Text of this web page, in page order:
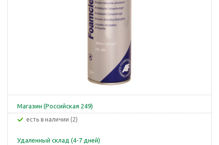
Магазин (Российская 249)
Есть в наличии (2)
Удаленный склад (4-7 дней)